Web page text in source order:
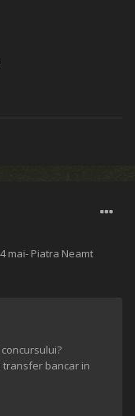
mai- Piatra Neamt
transfer bancar in